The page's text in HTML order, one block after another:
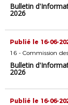
Bulletin
2026
Publié le 16-06-
16 - Commission
Bulletin
2026
Publié le 16-06-